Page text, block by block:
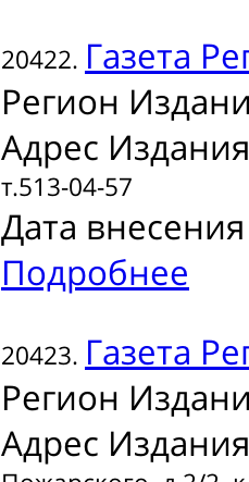
20422. Газета
Регион
Адрес
т.513-04-57
Дата
Подробнее
20423. Газета
Регион
Адрес